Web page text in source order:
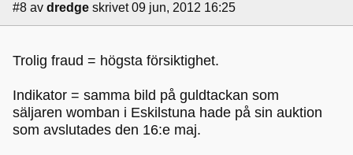
#8 av dredge skrivet 09 jun, 2012 16:25
Trolig fraud = högsta försiktighet.
Indikator = samma bild på guldtackan som
säljaren womban i Eskilstuna hade på sin auktion
som avslutades den 16:e maj.